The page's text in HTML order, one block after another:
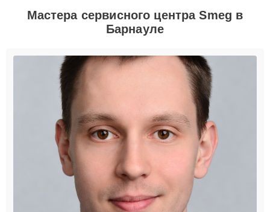
Мастера сервисного центра Smeg в
Барнауле